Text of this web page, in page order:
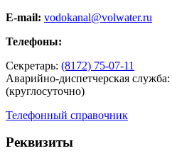
E-mail: vodokanal@volwater.ru
Телефоны:
Секретарь: (8172) 75-07-11
Аварийно-диспетчерская служба:
(круглосуточно)
Телефонный справочник
Реквизиты